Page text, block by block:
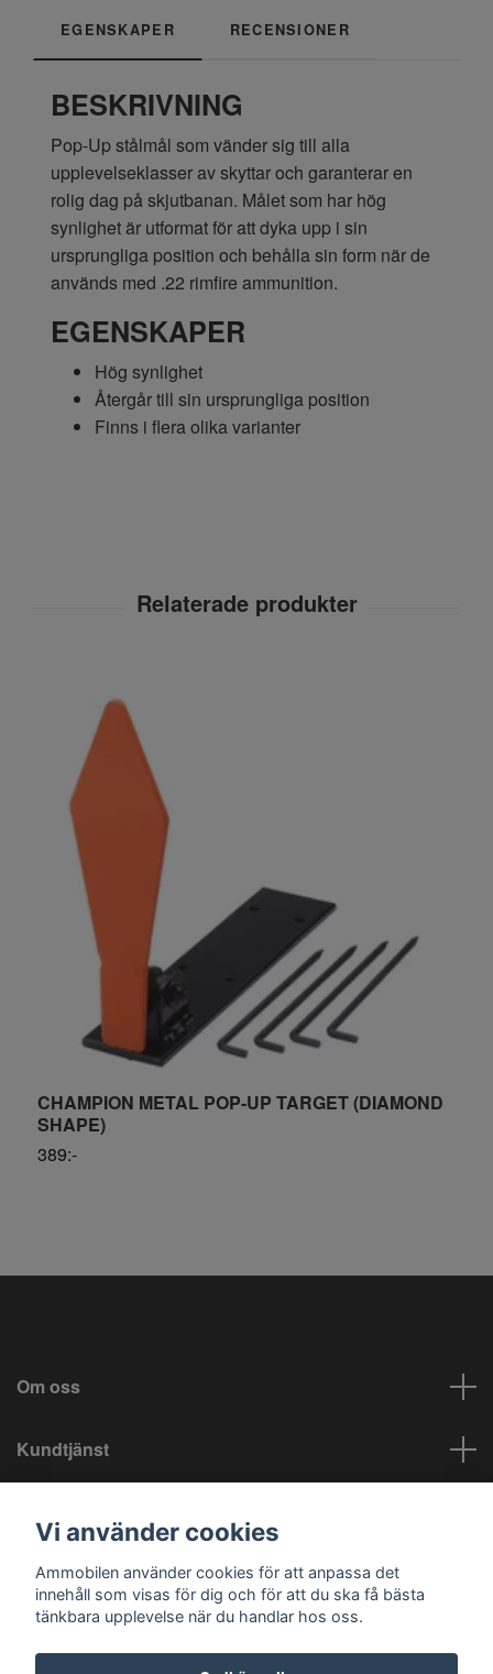
EGENSKAPER RECENSIONER
BESKRIVNING
Pop-Up stålmål som vänder sig till alla
upplevelseklasser av skyttar och garanterar en
rolig dag på skjutbanan. Målet som har hög
synlighet är utformat för att dyka upp i sin
ursprungliga position och behålla sin form när de
används med .22 rimfire ammunition.
EGENSKAPER
Hög synlighet
Återgår till sin ursprungliga position
Finns i flera olika varianter
CHAMPION METAL POP-UP TARGET (DIAMOND
SHAPE)
389:-
Om oss
Kundtjänst
Sociala medier
Vi använder cookies
Ammobilen använder cookies för att anpassa det
innehåll som visas för dig och för att du ska få bästa
tänkbara upplevelse när du handlar hos oss.